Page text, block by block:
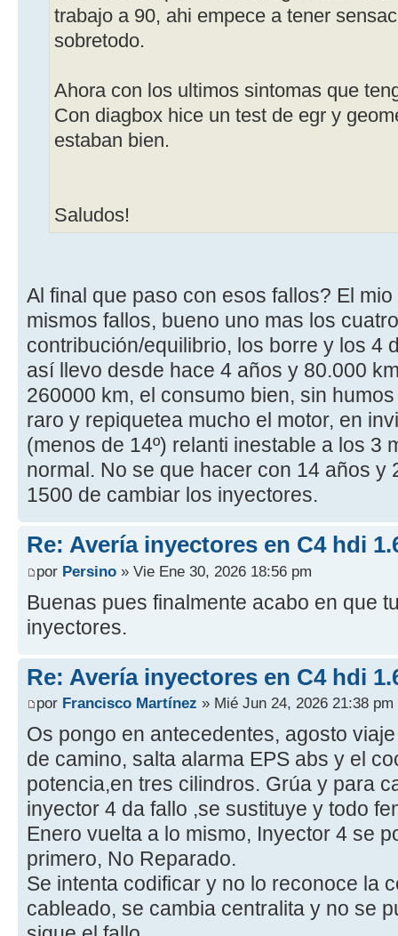
trabajo a 90, ahi empece a tener
sobretodo.
Ahora con los ultimos sintomas que
Con diagbox hice un test de egr y
estaban bien.
Saludos!
Al final que paso con esos fallos? El
mismos fallos, bueno uno mas los
contribución/equilibrio, los borre y los 4
así llevo desde hace 4 años y 80.000
260000 km, el consumo bien, sin
raro y repiquetea mucho el motor, en
(menos de 14º) relanti inestable a los 3
normal. No se que hacer con 14 años y
1500 de cambiar los inyectores.
Re: Avería inyectores en C4 hdi
por Persino » Vie Ene 30, 2026 18:56 pm
Buenas pues finalmente acabo en que
inyectores.
Re: Avería inyectores en C4 hdi
por Francisco Martínez » Mié Jun 24, 2026 21:38 pm
Os pongo en antecedentes, agosto
de camino, salta alarma EPS abs y el
potencia,en tres cilindros. Grúa y para
inyector 4 da fallo ,se sustituye y todo
Enero vuelta a lo mismo, Inyector 4 se
primero, No Reparado.
Se intenta codificar y no lo reconoce la
cableado, se cambia centralita y no se